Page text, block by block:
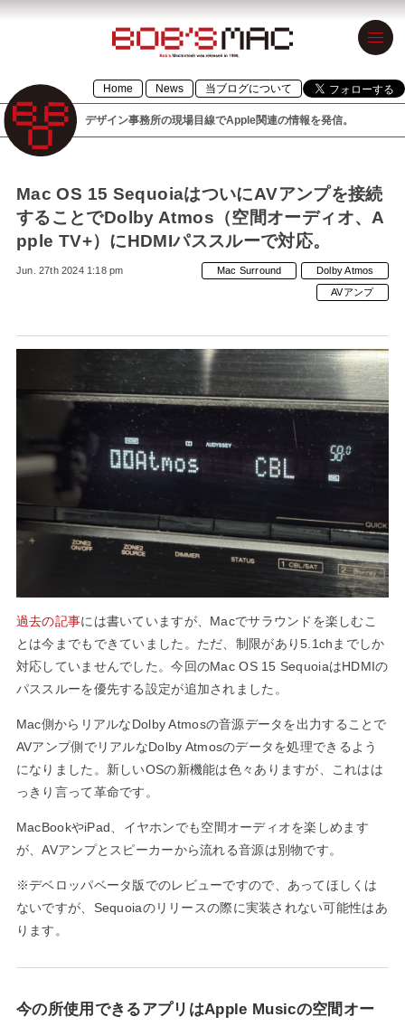
BOB’S MAC
ボブズマック
デザイン事務
でApple関連の
情報を発信。
1996年設立の
「BOB’S
が令和元年に
「BOB’S
MAC」として
復活！
Home News 当ブログについて
デザイン事務所の現場目線でApple関連の情報を発信。
Mac OS 15 SequoiaはついにAVアンプを接続
することでDolby Atmos（空間オーディオ、A
pple TV+）にHDMIパススルーで対応。
Jun. 27th 2024 1:18 pm Mac Surround
Dolby Atmos
AVアンプ
過去の記事には書いていますが、Macでサラウンドを楽しむこ
とは今までもできていました。ただ、制限があり5.1chまでしか
対応していませんでした。今回のMac OS 15 SequoiaはHDMIの
パススルーを優先する設定が追加されました。
Mac側からリアルなDolby Atmosの音源データを出力することで
AVアンプ側でリアルなDolby Atmosのデータを処理できるよう
になりました。新しいOSの新機能は色々ありますが、これはは
っきり言って革命です。
MacBookやiPad、イヤホンでも空間オーディオを楽しめます
が、AVアンプとスピーカーから流れる音源は別物です。
※デベロッパベータ版でのレビューですので、あってほしくは
ないですが、Sequoiaのリリースの際に実装されない可能性はあ
ります。
今の所使用できるアプリはApple Musicの空間オー